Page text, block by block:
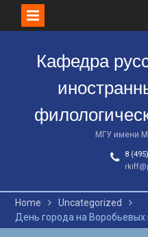
Кафедра
МГУ имени
8
Home
Uncategorized
День города на Воробьевых